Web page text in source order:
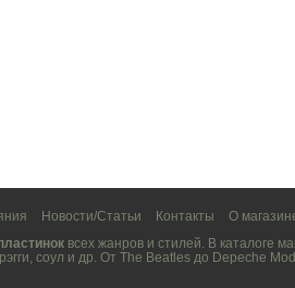
Новости/Статьи Контакты
О
всех жанров и стилей. В каталоге
рэгги, соул и др. От The Beatles до Depeche